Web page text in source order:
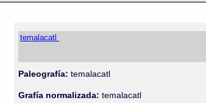
temalacatl
Paleografía: temalacatl
Grafía normalizada: temalacatl